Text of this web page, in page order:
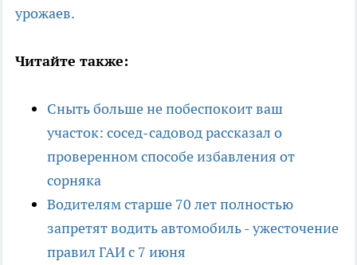
урожаев.
Читайте также:
Сныть больше не побеспокоит ваш
участок: сосед-садовод рассказал о
проверенном способе избавления от
сорняка
Водителям старше 70 лет полностью
запретят водить автомобиль - ужесточение
правил ГАИ с 7 июня